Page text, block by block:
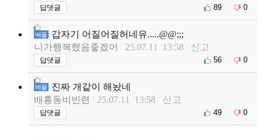
답댓글 89 0
베플
갑자기 어질어질허네유.....@@;;;
니가행복했음좋겠어
25.07.11 13:58 신고
답댓글 56 0
베플
진짜 개같이 해놨네
배홍동비빈련
25.07.11 13:58 신고
답댓글 49 0